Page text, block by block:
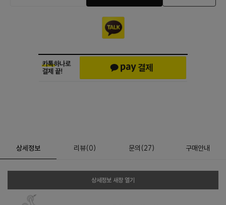
상세정보 리뷰(0) 문의 (27) 구매안내
상세정보 새창 열기